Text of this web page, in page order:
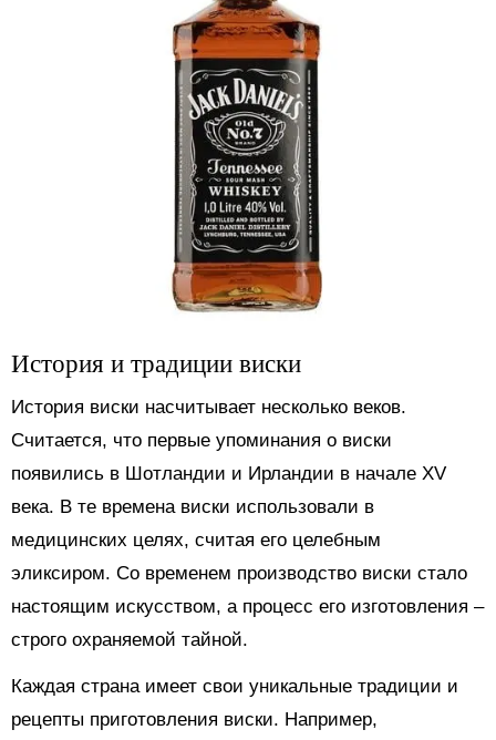
История и традиции виски
История виски насчитывает несколько веков.
Считается, что первые упоминания о виски
появились в Шотландии и Ирландии в начале XV
века. В те времена виски использовали в
медицинских целях, считая его целебным
эликсиром. Со временем производство виски стало
настоящим искусством, а процесс его изготовления –
строго охраняемой тайной.
Каждая страна имеет свои уникальные традиции и
рецепты приготовления виски. Например,